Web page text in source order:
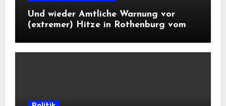
Und wieder Amtliche Warnung vor
(extremer) Hitze in Rothenburg vom